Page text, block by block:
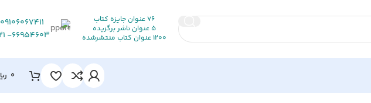
76 عنوان جایزه کتاب
5 عنوان ناشر برگزیده
1200 عنوان کتاب منتشرشده
09106067411
66954603- 021